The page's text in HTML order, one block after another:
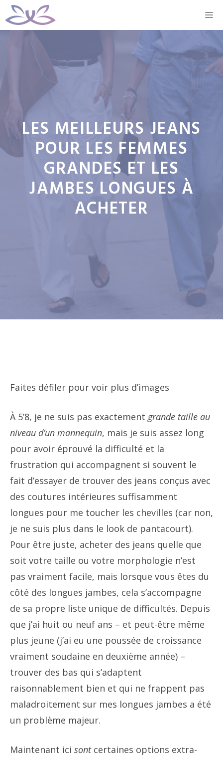
Aller
au
LES MEILLEURS JEANS
POUR LES FEMMES
GRANDES ET LES
JAMBES LONGUES À
ACHETER
Faites défiler pour voir plus d’images
À 5’8, je ne suis pas exactement grande taille au
niveau d’un mannequin, mais je suis assez long
pour avoir éprouvé la difficulté et la
frustration qui accompagnent si souvent le
fait d’essayer de trouver des jeans conçus avec
des coutures intérieures suffisamment
longues pour me toucher les chevilles (car non,
je ne suis plus dans le look de pantacourt).
Pour être juste, acheter des jeans quelle que
soit votre taille ou votre morphologie n’est
pas vraiment facile, mais lorsque vous êtes du
côté des longues jambes, cela s’accompagne
de sa propre liste unique de difficultés. Depuis
que j’ai huit ou neuf ans – et peut-être même
plus jeune (j’ai eu une poussée de croissance
vraiment soudaine en deuxième année) –
trouver des bas qui s’adaptent
raisonnablement bien et qui ne frappent pas
maladroitement sur mes longues jambes a été
un problème majeur.
Maintenant ici sontcertaines options extra-